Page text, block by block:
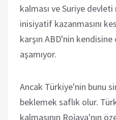
kalması ve Suriye
inisiyatif kazanmasını
karşın ABD'nin kendisine
aşamıyor.
Ancak Türkiye'nin bunu
beklemek saflık olur.
kalmasının Rojava'nın